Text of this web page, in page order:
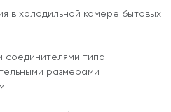
в холодильной камере бытовых
соединителями типа
размерами